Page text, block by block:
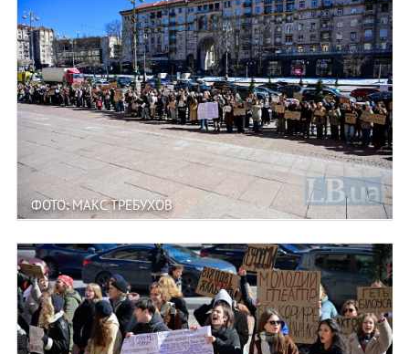
ФОТО: МАКС ТРЕБУХОВ